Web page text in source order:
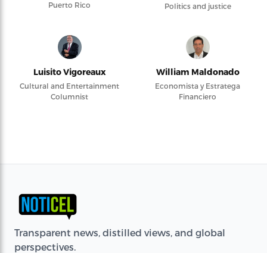
Puerto Rico
Politics and justice
Luisito Vigoreaux
Cultural and Entertainment
Columnist
William Maldonado
Economista y Estratega
Financiero
Transparent news, distilled views, and global
perspectives.